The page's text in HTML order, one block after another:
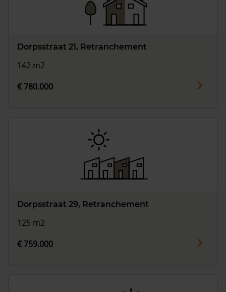
Dorpsstraat 21, Retranchement
142 m2
€ 780.000
Dorpsstraat 29, Retranchement
125 m2
€ 759.000